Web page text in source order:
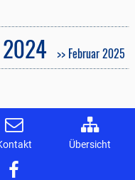
2024 >> Februar 2025
Übersicht